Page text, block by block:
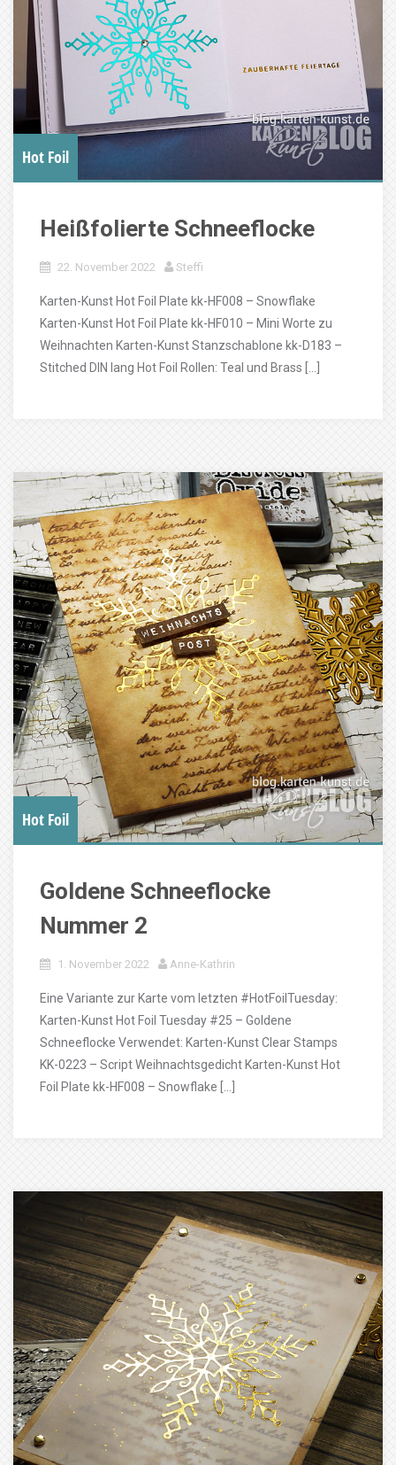
Hot Foil
Heißfolierte Schneeflocke
22. November 2022 Steffi
Karten-Kunst Hot Foil Plate kk-HF008 – Snowflake
Karten-Kunst Hot Foil Plate kk-HF010 – Mini Worte zu
Weihnachten Karten-Kunst Stanzschablone kk-D183 –
Stitched DIN lang Hot Foil Rollen: Teal und Brass […]
Hot Foil
Goldene Schneeflocke
Nummer 2
1. November 2022 Anne-Kathrin
Eine Variante zur Karte vom letzten #HotFoilTuesday:
Karten-Kunst Hot Foil Tuesday #25 – Goldene
Schneeflocke Verwendet: Karten-Kunst Clear Stamps
KK-0223 – Script Weihnachtsgedicht Karten-Kunst Hot
Foil Plate kk-HF008 – Snowflake […]